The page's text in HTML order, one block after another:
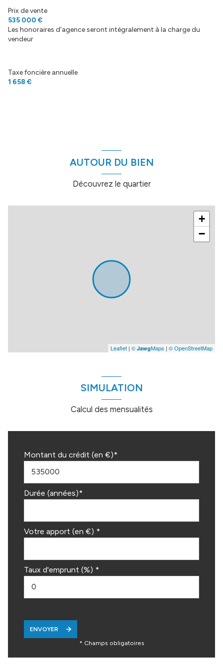
vue Belledonne
arboré
Prix de vente
535 000 €
Les honoraires d'agence seront intégralement à la charge du
vendeur
Taxe foncière annuelle
1 658 €
AUTOUR DU BIEN
Découvrez le quartier
+
−
Leaflet | © JawgMaps | © OpenStreetMap
SIMULATION
Calcul des mensualités
Montant du crédit (en €)*
Durée (années)*
Votre apport (en €) *
Taux d'emprunt (%) *
ENVOYER
* Champs obligatoires